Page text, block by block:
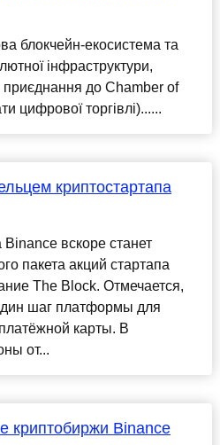
блокчейн-екосистема та
інфраструктури,
приєднання до Сhamber of
цифрової торгівлі)......
криптостартапа
вскоре станет
пакета акций стартапа
The Block. Отмечается,
шаг платформы для
карты. В
от...
криптобиржи Binance